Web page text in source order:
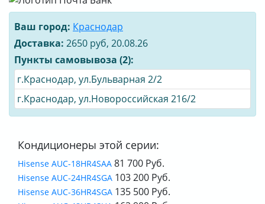
Ваш город: Краснодар
Доставка: 2650 руб, 20.08.26
Пункты самовывоза (2):
г.Краснодар, ул.Бульварная 2/2
г.Краснодар, ул.Новороссийская 216/2
Кондиционеры этой серии:
Hisense AUC-18HR4SAA 81 700 Руб.
Hisense AUC-24HR4SGA 103 200 Руб.
Hisense AUC-36HR4SGA 135 500 Руб.